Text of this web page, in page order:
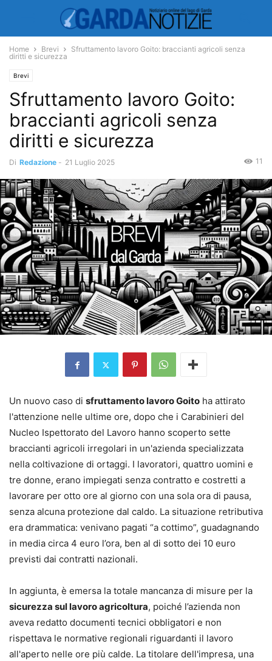
Home Brevi
Sfruttamento lavoro Goito: braccianti agricoli senza
diritti e sicurezza
Brevi
Sfruttamento lavoro Goito:
braccianti agricoli senza
diritti e sicurezza
Di Redazione - 21 Luglio 2025 11
Un nuovo caso di sfruttamento lavoro Goito ha attirato
l'attenzione nelle ultime ore, dopo che i Carabinieri del
Nucleo Ispettorato del Lavoro hanno scoperto sette
braccianti agricoli irregolari in un'azienda specializzata
nella coltivazione di ortaggi. I lavoratori, quattro uomini e
tre donne, erano impiegati senza contratto e costretti a
lavorare per otto ore al giorno con una sola ora di pausa,
senza alcuna protezione dal caldo. La situazione retributiva
era drammatica: venivano pagati “a cottimo”, guadagnando
in media circa 4 euro l’ora, ben al di sotto dei 10 euro
previsti dai contratti nazionali.
In aggiunta, è emersa la totale mancanza di misure per la
sicurezza sul lavoro agricoltura, poiché l’azienda non
aveva redatto documenti tecnici obbligatori e non
rispettava le normative regionali riguardanti il lavoro
all'aperto nelle ore più calde. La titolare dell'impresa, una